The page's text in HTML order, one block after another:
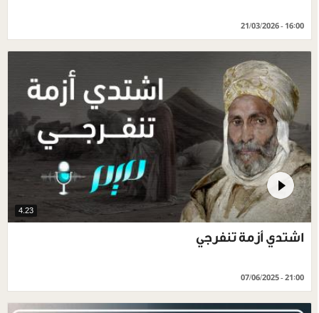
21/03/2026 - 16:00
4.23
اشتدي أزمة تنفرجي
07/06/2025 - 21:00